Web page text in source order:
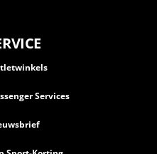
Services